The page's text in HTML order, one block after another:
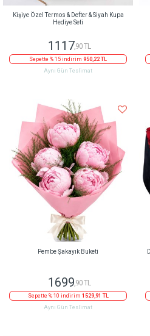
Kişiye Özel Termos & Defter & Siyah Kupa
Hediye Seti
1117,90 TL
Sepette % 15 indirim 950,22 TL
Aynı Gün Teslimat
Pembe Şakayık Buketi
1699,90 TL
Sepette % 10 indirim 1529,91 TL
Aynı Gün Teslimat